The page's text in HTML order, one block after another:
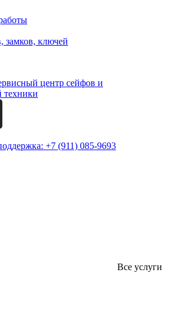
замков, ключей
центр сейфов и
техники
+7 (911) 085-9693
Все услуги